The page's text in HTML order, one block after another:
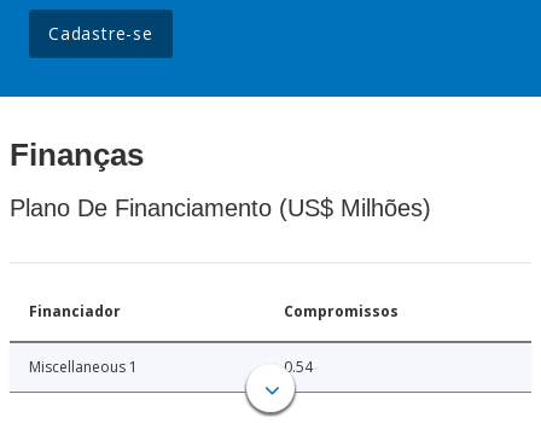
Cadastre-se
Finanças
Plano De Financiamento (US$ Milhões)
Financiador Compromissos
Miscellaneous 1 0.54